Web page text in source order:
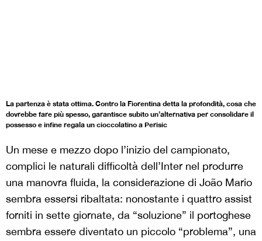
La partenza è stata ottima. Contro la Fiorentina detta la profondità, cosa che
dovrebbe fare più spesso, garantisce subito un’alternativa per consolidare il
possesso e infine regala un cioccolatino a Perisic
Un mese e mezzo dopo l’inizio del campionato,
complici le naturali difficoltà dell’Inter nel produrre
una manovra fluida, la considerazione di João Mario
sembra essersi ribaltata: nonostante i quattro assist
forniti in sette giornate, da “soluzione” il portoghese
sembra essere diventato un piccolo “problema”, una